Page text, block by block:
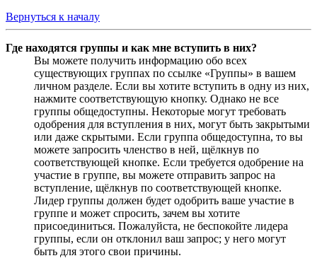
Вернуться к началу
Где находятся группы и как мне вступить в них?
Вы можете получить информацию обо всех
существующих группах по ссылке «Группы» в вашем
личном разделе. Если вы хотите вступить в одну из них,
нажмите соответствующую кнопку. Однако не все
группы общедоступны. Некоторые могут требовать
одобрения для вступления в них, могут быть закрытыми
или даже скрытыми. Если группа общедоступна, то вы
можете запросить членство в ней, щёлкнув по
соответствующей кнопке. Если требуется одобрение на
участие в группе, вы можете отправить запрос на
вступление, щёлкнув по соответствующей кнопке.
Лидер группы должен будет одобрить ваше участие в
группе и может спросить, зачем вы хотите
присоединиться. Пожалуйста, не беспокойте лидера
группы, если он отклонил ваш запрос; у него могут
быть для этого свои причины.